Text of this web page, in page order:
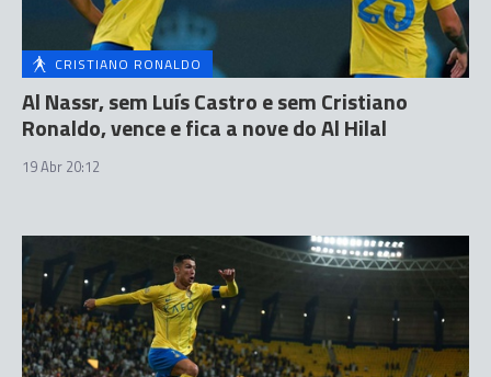
CRISTIANO RONALDO
Al Nassr, sem Luís Castro e sem Cristiano
Ronaldo, vence e fica a nove do Al Hilal
19 Abr 20:12